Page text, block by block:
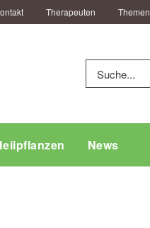
Therapeuten Themen
News